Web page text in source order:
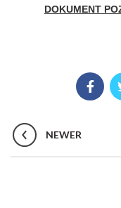
DOKUMENT
NEWER